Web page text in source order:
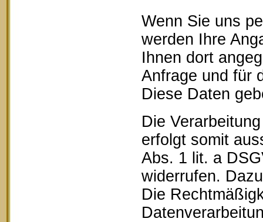
Wenn Sie uns
werden Ihre
Ihnen dort
Anfrage und für
Diese Daten
Die
erfolgt somit
Abs. 1 lit. a
widerrufen.
Die